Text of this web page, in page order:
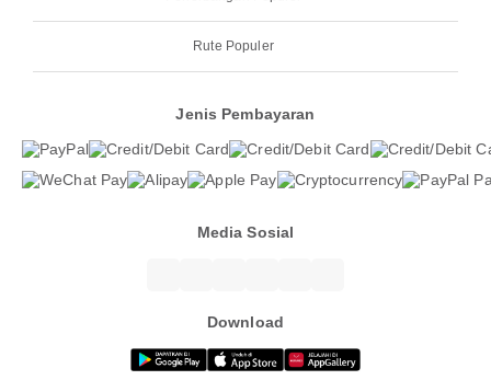
Rute Populer
Jenis Pembayaran
Media Sosial
Download